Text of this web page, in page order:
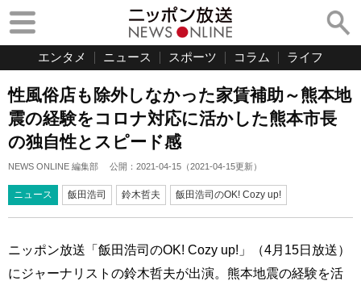
エンタメ ニュース スポーツ コラム ライフ
性風俗店も除外しなかった家賃補助～熊本地
震の経験をコロナ対応に活かした熊本市長
の独自性とスピード感
NEWS ONLINE 編集部 公開： 2021-04-15 （2021-04-15更新）
ニュース 飯田浩司 鈴木哲夫 飯田浩司のOK! Cozy up!
ニッポン放送「飯田浩司のOK! Cozy up!」（4月15日放送）
にジャーナリストの鈴木哲夫が出演。熊本地震の経験を活